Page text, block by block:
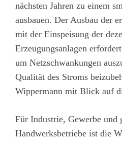
nächsten Jahren zu einem
ausbauen. Der Ausbau der
mit der Einspeisung der
Erzeugungsanlagen
um Netzschwankungen
Qualität des Stroms
Wippermann mit Blick auf
Für Industrie, Gewerbe und
Handwerksbetriebe ist die